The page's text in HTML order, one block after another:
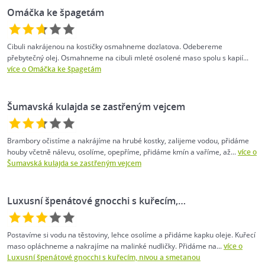
Omáčka ke špagetám
Cibuli nakrájenou na kostičky osmahneme dozlatova. Odebereme
přebytečný olej. Osmahneme na cibuli mleté osolené maso spolu s kapií...
více o Omáčka ke špagetám
Šumavská kulajda se zastřeným vejcem
Brambory očistíme a nakrájíme na hrubé kostky, zalijeme vodou, přidáme
houby včetně nálevu, osolíme, opepříme, přidáme kmín a vaříme, až...více o
Šumavská kulajda se zastřeným vejcem
Luxusní špenátové gnocchi s kuřecím,…
Postavíme si vodu na těstoviny, lehce osolíme a přidáme kapku oleje. Kuřecí
maso opláchneme a nakrajíme na malinké nudličky. Přidáme na...více o
Luxusní špenátové gnocchi s kuřecím, nivou a smetanou